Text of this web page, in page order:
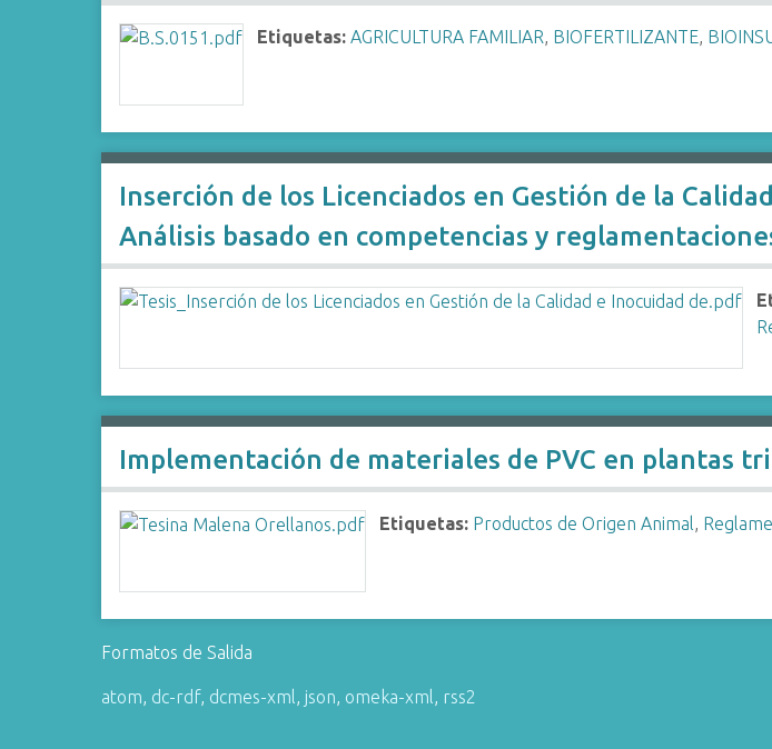
Etiquetas: AGRICULTURA FAMILIAR, BIOFERTILIZANTE,
Inserción de los Licenciados en Gestión de la
Análisis basado en competencias y
Implementación de materiales de PVC en plantas
Etiquetas: Productos de Origen Animal,
Formatos de Salida
atom, dc-rdf, dcmes-xml, json, omeka-xml, rss2